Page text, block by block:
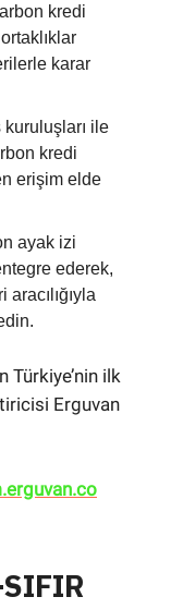
kredi
karar
ile
kredi
erişim elde
ayak izi
ederek,
Türkiye’nin ilk
Erguvan